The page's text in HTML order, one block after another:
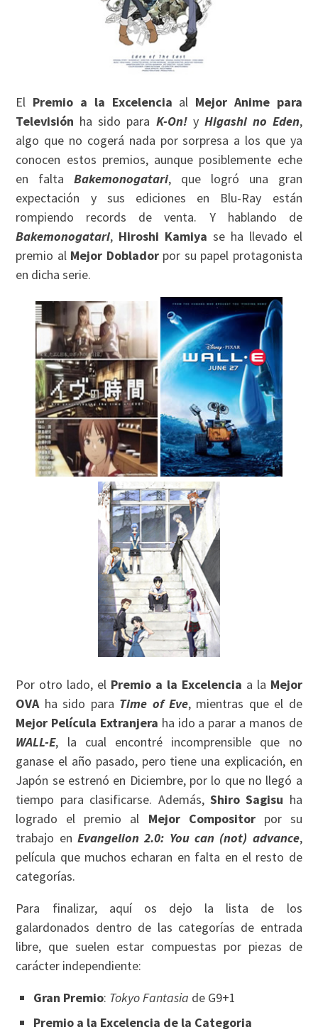
El Premio a la Excelencia al Mejor Anime para
Televisión ha sido para K-On!y Higashi no Eden,
algo que no cogerá nada por sorpresa a los que ya
conocen estos premios, aunque posiblemente eche
en faltaBakemonogatari, que logró una gran
expectación y sus ediciones en Blu-Ray están
rompiendo records de venta. Y hablando de
Bakemonogatari, Hiroshi Kamiya se ha llevado el
premio al Mejor Doblador por su papel protagonista
en dicha serie.
Por otro lado, el Premio a la Excelencia a la Mejor
OVAha sido para Time of Eve, mientras que el de
Mejor Película Extranjera ha ido a parar a manos de
WALL-E, la cual encontré incomprensible que no
ganase el año pasado, pero tiene una explicación, en
Japón se estrenó en Diciembre, por lo que no llegó a
tiempo para clasificarse. Además, Shiro Sagisu ha
logrado el premio al Mejor Compositorpor su
trabajo enEvangelion 2.0: You can (not) advance,
película que muchos echaran en falta en el resto de
categorías.
Para finalizar, aquí os dejo la lista de los
galardonados dentro de las categorías de entrada
libre, que suelen estar compuestas por piezas de
carácter independiente:
Gran Premio: Tokyo Fantasia de G9+1
Premio a la Excelencia de la Categoria